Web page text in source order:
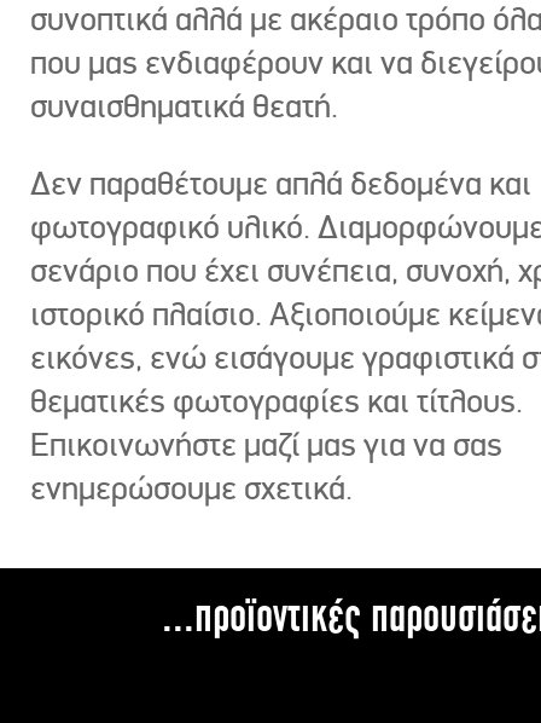
συνοπτικά αλλά με ακέραιο τρόπο
που μας ενδιαφέρουν και να
συναισθηματικά θεατή.
Δεν παραθέτουμε απλά δεδομένα και
φωτογραφικό υλικό.
σενάριο που έχει συνέπεια, συνοχή,
ιστορικό πλαίσιο. Αξιοποιούμε
εικόνες, ενώ εισάγουμε γραφιστικά
θεματικές φωτογραφίες και τίτλους.
Επικοινωνήστε μαζί μας για να σας
ενημερώσουμε σχετικά.
...προϊοντικές